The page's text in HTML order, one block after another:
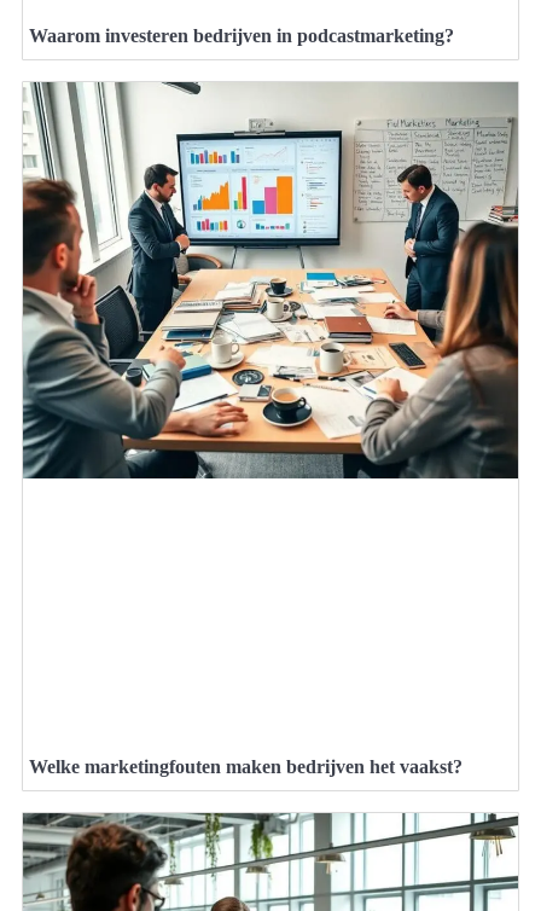
Waarom investeren bedrijven in podcastmarketing?
Welke marketingfouten maken bedrijven het vaakst?